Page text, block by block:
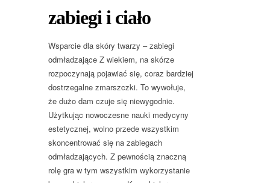
zabiegi i ciało
Wsparcie dla skóry twarzy – zabiegi
odmładzające Z wiekiem, na skórze
rozpoczynają pojawiać się, coraz bardziej
dostrzegalne zmarszczki. To wywołuje,
że dużo dam czuje się niewygodnie.
Użytkując nowoczesne nauki medycyny
estetycznej, wolno przede wszystkim
skoncentrować się na zabiegach
odmładzających. Z pewnością znaczną
rolę gra w tym wszystkim wykorzystanie